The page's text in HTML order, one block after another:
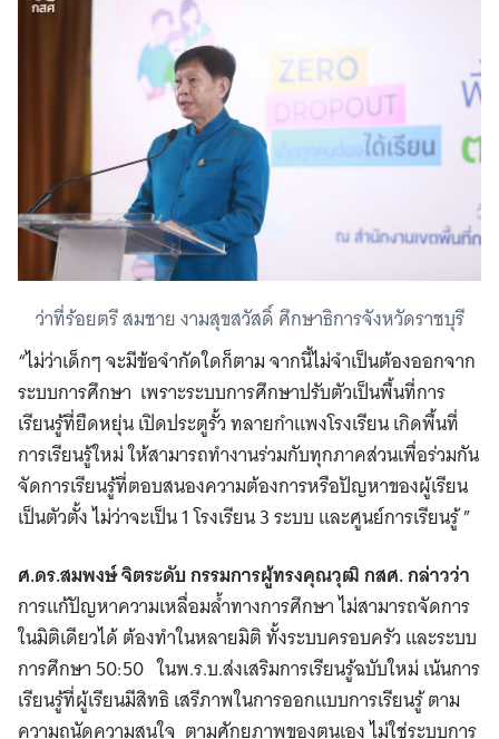
ว่าที่ร้อยตรี สมชาย งามสุขสวัสดิ์ ศึกษาธิการจังหวัดราชบุรี
“ไม่ว่าเด็กๆ จะมีข้อจำกัดใดก็ตาม จากนี้ไม่จำเป็นต้องออกจาก
ระบบการศึกษา เพราะระบบการศึกษาปรับตัวเป็นพื้นที่การ
เรียนรู้ที่ยืดหยุ่น เปิดประตูรั้ว ทลายกำแพงโรงเรียน เกิดพื้นที่
การเรียนรู้ใหม่ ให้สามารถทำงานร่วมกับทุกภาคส่วนเพื่อร่วมกัน
จัดการเรียนรู้ที่ตอบสนองความต้องการหรือปัญหาของผู้เรียน
เป็นตัวตั้ง ไม่ว่าจะเป็น 1 โรงเรียน 3 ระบบ และศูนย์การเรียนรู้ ”
ศ.ดร.สมพงษ์ จิตระดับ กรรมการผู้ทรงคุณวุฒิ กสศ. กล่าวว่า
การแก้ปัญหาความเหลื่อมล้ำทางการศึกษา ไม่สามารถจัดการ
ในมิติเดียวได้ ต้องทำในหลายมิติ ทั้งระบบครอบครัว และระบบ
การศึกษา 50:50 ในพ.ร.บ.ส่งเสริมการเรียนรู้ฉบับใหม่ เน้นการ
เรียนรู้ที่ผู้เรียนมีสิทธิ เสรีภาพในการออกแบบการเรียนรู้ ตาม
ความถนัดความสนใจ ตามศักยภาพของตนเอง ไม่ใช่ระบบการ